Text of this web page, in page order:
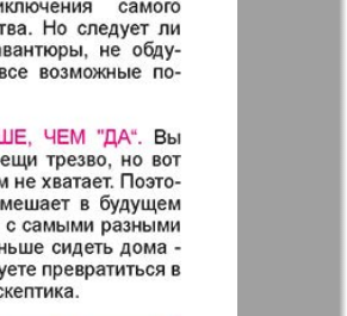
Business
Westnik-info
Wadim